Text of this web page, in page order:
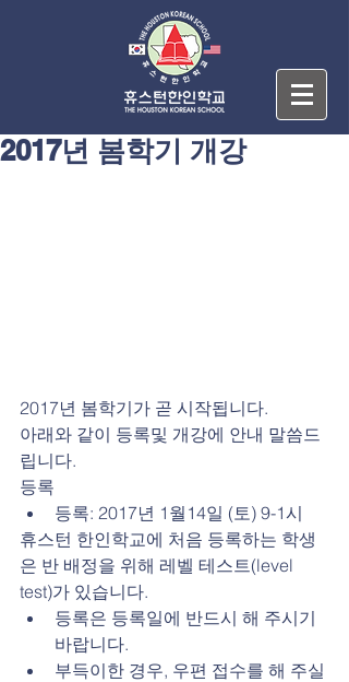
2017년 봄학기 개강
2017년 봄학기가 곧 시작됩니다.
아래와 같이 등록및 개강에 안내 말씀드
립니다.
등록
등록: 2017년 1월14일 (토) 9-1시
휴스턴 한인학교에 처음 등록하는 학생
은 반 배정을 위해 레벨 테스트(level
test)가 있습니다.
등록은 등록일에 반드시 해 주시기
바랍니다.
부득이한 경우, 우편 접수를 해 주실